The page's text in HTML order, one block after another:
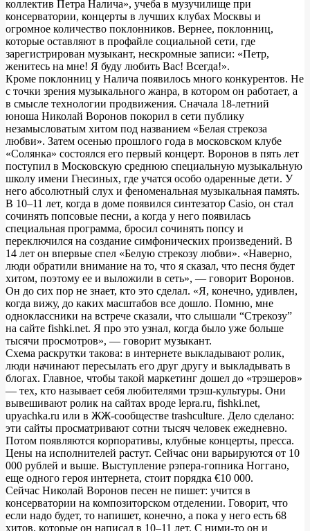
коллектив Петра Налича», учеба в музучилище при
консерватории, концерты в лучших клубах Москвы и
огромное количество поклонников. Вернее, поклонниц,
которые оставляют в профайле социальной сети, где
зарегистрирован музыкант, нескромные записи: «Петр,
женитесь на мне! Я буду любить Вас! Всегда!».
Кроме поклонниц у Налича появилось много конкурентов. Не
с точки зрения музыкального жанра, в котором он работает, а
в смысле технологии продвижения. Сначала 18-летний
юноша Николай Воронов покорил в сети публику
незамысловатым хитом под названием «Белая стрекоза
любви». Затем осенью прошлого года в московском клубе
«Солянка» состоялся его первый концерт. Воронов в пять лет
поступил в Московскую среднюю специальную музыкальную
школу имени Гнесиных, где учатся особо одаренные дети. У
него абсолютный слух и феноменальная музыкальная память.
В 10–11 лет, когда в доме появился синтезатор Casio, он стал
сочинять попсовые песни, а когда у него появилась
специальная программа, бросил сочинять попсу и
переключился на создание симфонических произведений. В
14 лет он впервые спел «Белую стрекозу любви». «Наверно,
люди обратили внимание на то, что я сказал, что песня будет
хитом, поэтому ее и выложили в сеть», — говорит Воронов.
Он до сих пор не знает, кто это сделал. «Я, конечно, удивлен,
когда вижу, до каких масштабов все дошло. Помню, мне
одноклассники на встрече сказали, что слышали “Стрекозу”
на сайте fishki.net. Я про это узнал, когда было уже больше
тысячи просмотров», — говорит музыкант.
Схема раскрутки такова: в интернете выкладывают ролик,
люди начинают пересылать его друг другу и выкладывать в
блогах. Главное, чтобы такой маркетинг дошел до «трэшеров»
— тех, кто называет себя любителями трэш-культуры. Они
вывешивают ролик на сайтах вроде lepra.ru, fishki.net,
upyachka.ru или в ЖЖ-сообществе trashculture. Дело сделано:
эти сайты просматривают сотни тысяч человек ежедневно.
Потом появляются корпоративы, клубные концерты, пресса.
Цены на исполнителей растут. Сейчас они варьируются от 10
000 рублей и выше. Выступление рэпера-гопника Ноггано,
еще одного героя интернета, стоит порядка €10 000.
Сейчас Николай Воронов песен не пишет: учится в
консерватории на композиторском отделении. Говорит, что
если надо будет, то напишет, конечно, а пока у него есть 68
хитов, которые он написал в 10–11 лет. С ними-то он и